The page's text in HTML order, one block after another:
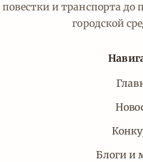
повестки и транспорта до
городской
Блоги и